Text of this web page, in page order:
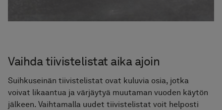
Vaihda tiivistelistat aika ajoin
Suihkuseinän tiivistelistat ovat kuluvia osia, jotka
voivat likaantua ja värjäytyä muutaman vuoden käytön
jälkeen. Vaihtamalla uudet tiivistelistat voit helposti